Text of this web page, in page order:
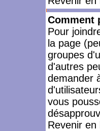
Comment
Pour
la page
groupes
d'autres
demander
vous
Revenir en